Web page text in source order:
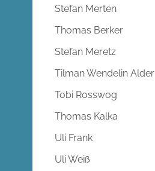
Stefan Merten
Thomas Berker
Stefan Meretz
Tilman Wendelin Alder
Tobi Rosswog
Thomas Kalka
Uli Frank
Uli Weiß